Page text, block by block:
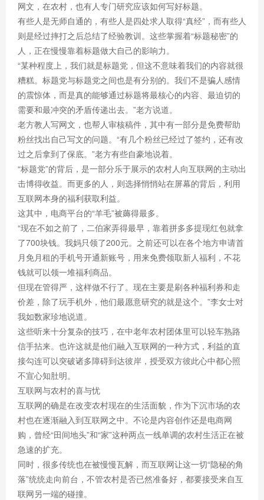
网文，在农村，也有人专门研究应该如何写好标题。
有些人是无师自通的，有些人是四处求人取得“真经”，而有些人
则是经过摔打之后总结了经验教训。这些掌握着“标题秘密”的
人，正在慢慢靠着标题做大自己的影响力。
“某种程度上，我们就是标题党，但这不意味着我们的内容就很
糟糕。标题党与标题党之间也是有分别的。我们不是骗人感情
的震惊体，而是真的能够通过标题将最核心的内容、最迫切的
需要和最冲突的矛盾传递出去。”老方说道。
老方教人写网文，也帮人审核稿件，其中有一部分是免费帮助
粉丝找出自己写文的问题。“有几个粉丝已经过了签约，还有改
过之后拿到了保底。”老方有些自豪地说着。
“标题党”的背后，是一部分乐于展示的农村人向互联网的主动出
击博得收益。而更多的人，则选择悄悄站在屏幕的背后，利用
互联网本身的福利获取利益。
这其中，电商平台的“羊毛”被薅得最多。
“现在不如之前了，二伯家弄得最早，靠着拼多多提现红包就拿
了700块钱。我妈只领了200元。之前还可以在各个地方申请首
月免月租的手机号开通新账号，用来免费领取新人福利，不花
钱就可以领一堆福利商品。
但现在管得严，这样做不行了。现在主要是刷各种福利券和走
价差，除了玩手机外，他们最愿意研究的就是这个。”李女士对
我如数家珍地说道。
这些听来十分复杂的技巧，在中老年农村团体里可以轻车熟路
信手拈来。也许这就是他们融入互联网的一种方式，利益的直
接勾连可以突破诸多障碍到达彼岸，授受双方彼此心中都心照
不宣心知肚明。
互联网与农村的喜与忧
互联网的确是在改变农村现在的生活面貌，作为下沉市场的农
村也在逐渐融入到互联网之中。不论是内容创作还是电商网
购，曾经“田间地头”和“家”这种两点一线单调的农村生活正在被
急速的扩充。
同时，很多传统也在被慢慢瓦解，而互联网让这一切“隐秘的角
落”统统走向前台，不管农村是否已然准备好，都要接受来自互
联网另一端的碰撞。